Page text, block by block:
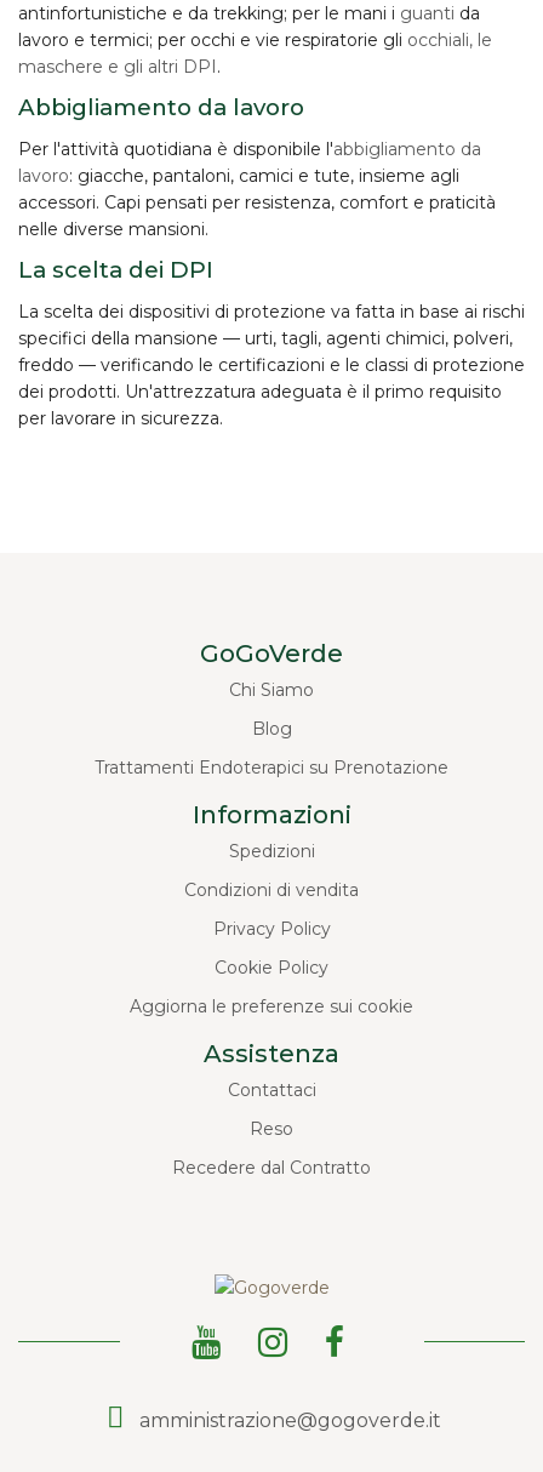
antinfortunistiche e da trekking; per le mani i guanti da
lavoro e termici; per occhi e vie respiratorie gli occhiali, le
maschere e gli altri DPI .
Abbigliamento da lavoro
Per l'attività quotidiana è disponibile l'abbigliamento da
lavoro: giacche, pantaloni, camici e tute, insieme agli
accessori. Capi pensati per resistenza, comfort e praticità
nelle diverse mansioni.
La scelta dei DPI
La scelta dei dispositivi di protezione va fatta in base ai rischi
specifici della mansione — urti, tagli, agenti chimici, polveri,
freddo — verificando le certificazioni e le classi di protezione
dei prodotti. Un'attrezzatura adeguata è il primo requisito
per lavorare in sicurezza.
GoGoVerde
Chi Siamo
Blog
Trattamenti Endoterapici su Prenotazione
Informazioni
Spedizioni
Condizioni di vendita
Privacy Policy
Cookie Policy
Aggiorna le preferenze sui cookie
Assistenza
Contattaci
Reso
Recedere dal Contratto
amministrazione@gogoverde.it